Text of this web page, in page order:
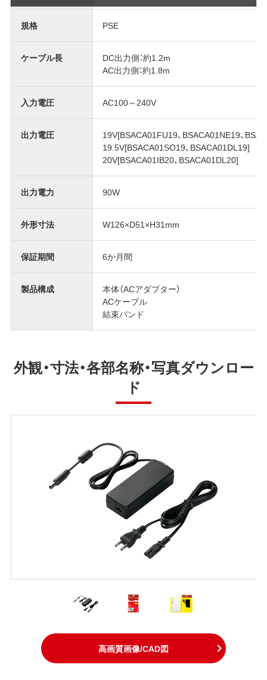
規格 PSE
ケーブル長
DC出力側：約1.2m
AC出力側：約1.8m
入力電圧 AC100～240V
出力電圧
19V[BSACA01FU19、BSACA01NE19、
19.5V[BSACA01SO19、BSACA01DL19]
20V[BSACA01IB20、BSACA01DL20]
出力電力 90W
外形寸法 W126×D51×H31mm
保証期間 6か月間
製品構成
本体（ACアダプター）
ACケーブル
結束バンド
外観・寸法・各部名称・写真ダウンロー
ド
高画質画像/CAD図